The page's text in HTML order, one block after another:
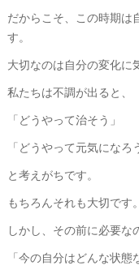
だからこそ、この時期は
す。
大切なのは自分の変化に
私たちは不調が出ると、
「どうやって治そう」
「どうやって元気になろ
と考えがちです。
もちろんそれも大切です。
しかし、その前に必要な
「今の自分はどんな状態